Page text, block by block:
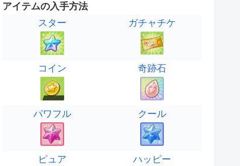
アイテムの入手方法
スター
ガチャチケ
コイン 奇跡石
パワフル クール
ピュア ハッピー